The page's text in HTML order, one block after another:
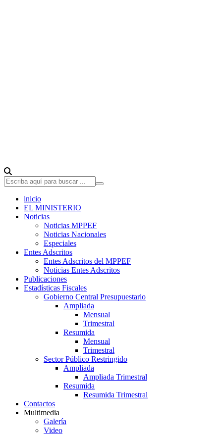
inicio
EL MINISTERIO
Noticias
Noticias MPPEF
Noticias Nacionales
Especiales
Entes Adscritos
Entes Adscritos del MPPEF
Noticias Entes Adscritos
Publicaciones
Estadísticas Fiscales
Gobierno Central Presupuestario
Ampliada
Mensual
Trimestral
Resumida
Mensual
Trimestral
Sector Público Restringido
Ampliada
Ampliada Trimestral
Resumida
Resumida Trimestral
Contactos
Multimedia
Galería
Video